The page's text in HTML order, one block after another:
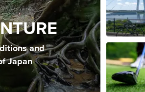
and
Japan